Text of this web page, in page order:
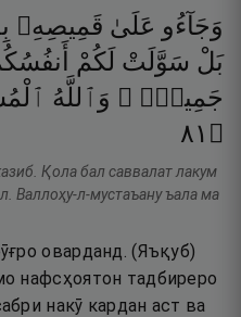
وَجَآءُو عَلَىٰ قَمِيصِهِۦ
بَلْ سَوَّلَتْ لَكُمْ
جَمِيلٌۭ ۖ وَٱللَّهُ
۝ ١٨
Қола бал саввалат лакум
Валлоҳу-л-мустаъану ъала ма
оварданд. (Яъқуб)
нафсҳоятон тадбиреро
накӯ кардан аст ва